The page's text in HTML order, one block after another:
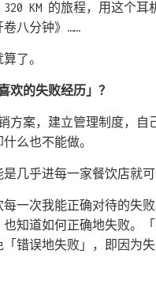
KM 的旅程，用这个耳
卷八分钟》……
了。
的失败经历」？
方案，建立管理制度，自
么也不能做。
几乎进每一家餐饮店就可
一次我能正确对待的失
知道如何正确地失败。「
错误地失败」，即因为失